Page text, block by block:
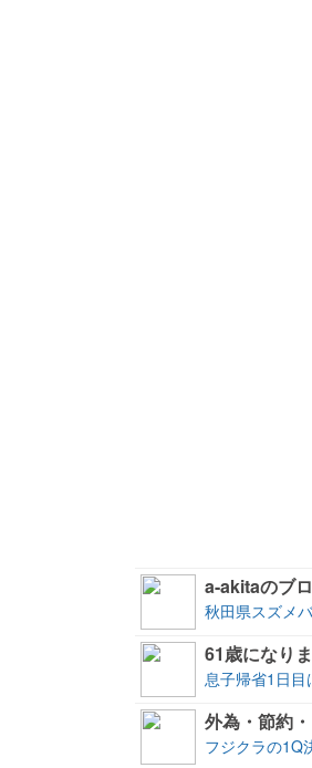
a-akitaのブ
秋田県スズメ
61歳になり
息子帰省1日目
外為・節約
フジクラの1Q